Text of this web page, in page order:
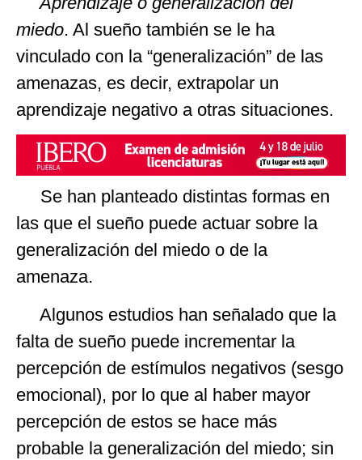
miedo. Al sueño también se le ha
vinculado con la “generalización” de las
amenazas, es decir, extrapolar un
aprendizaje negativo a otras situaciones.
Se han planteado distintas formas en
las que el sueño puede actuar sobre la
generalización del miedo o de la
amenaza.
Algunos estudios han señalado que la
falta de sueño puede incrementar la
percepción de estímulos negativos (sesgo
emocional), por lo que al haber mayor
percepción de estos se hace más
probable la generalización del miedo; sin